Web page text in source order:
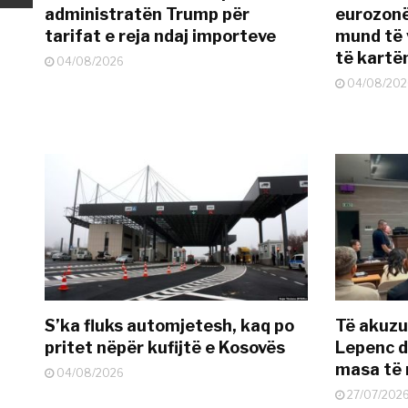
administratën Trump për
tarifat e reja ndaj importeve
04/08/2026
mund të
të
04/08/
S’ka fluks automjetesh, kaq po
pritet nëpër kufijtë e Kosovës
04/08/2026
Të
Lepenc
masa të
27/07/